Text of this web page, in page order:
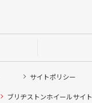
サイトポリシー
ブリヂストンホイールサイト